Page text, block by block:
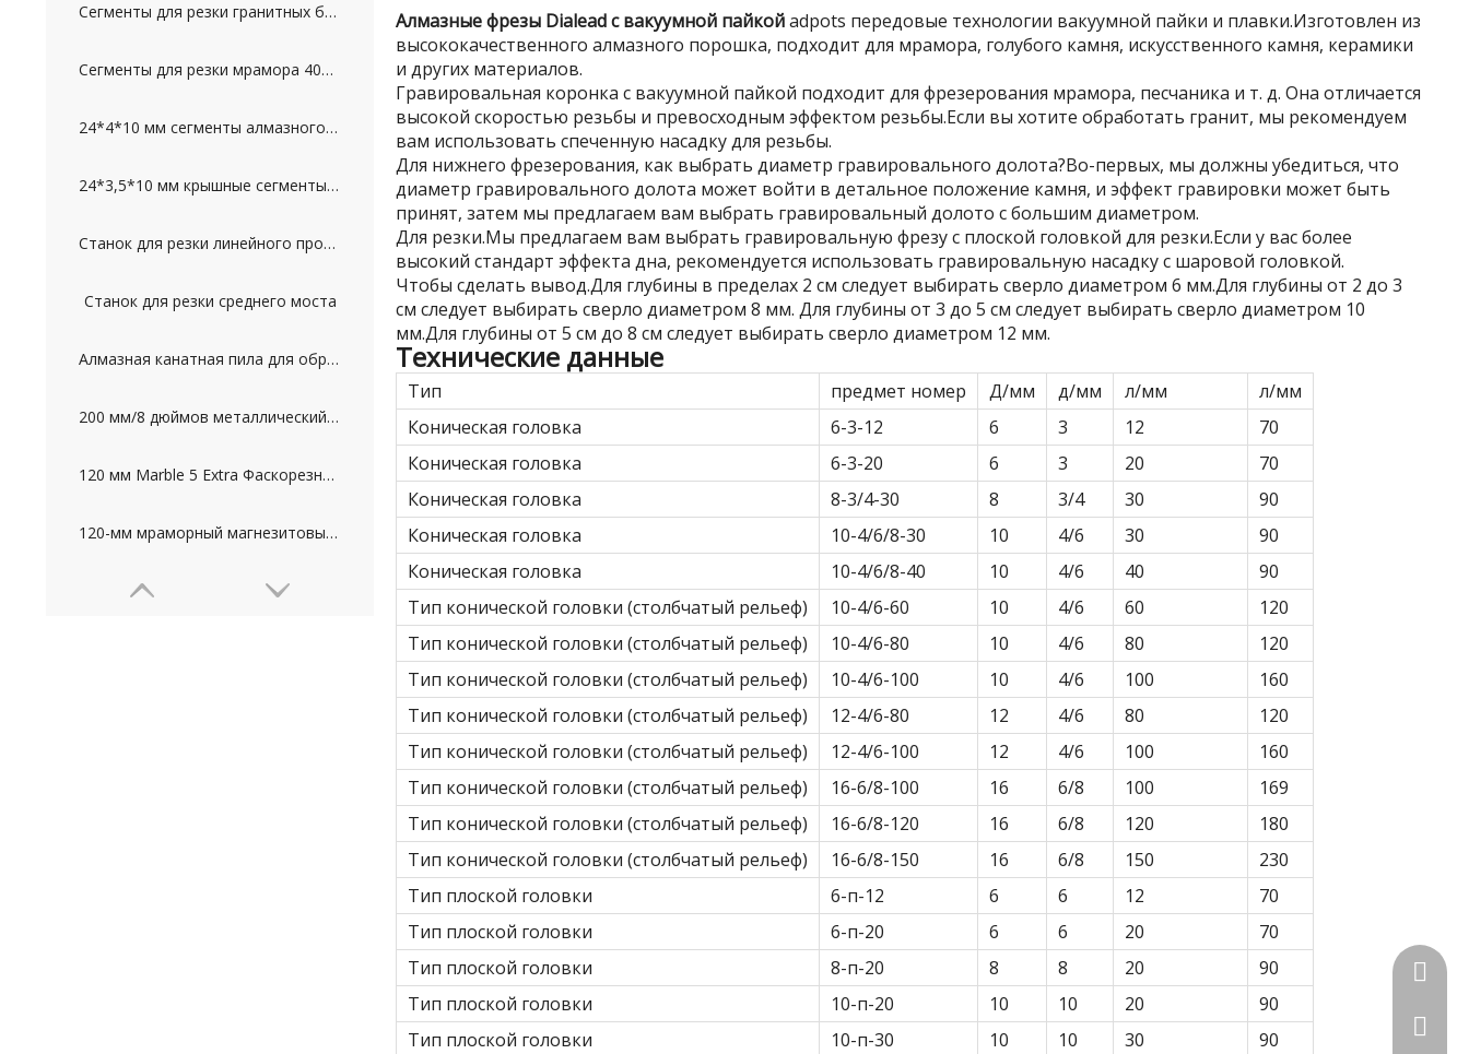
Сегменты для резки гранитных блоков длиной 2 м для индийского рынка
Сегменты для резки мрамора 40*8*12 мм для рынка Пакистана
24*4*10 мм сегменты алмазного колонкового сверла для бетона
24*3,5*10 мм крышные сегменты алмазного колонкового бурения для бетона
Станок для резки линейного профиля с ПЛК
Станок для резки среднего моста
Алмазная канатная пила для обработки мраморных блоков
200 мм/8 дюймов металлический диск для полировки гранита
120 мм Marble 5 Extra Фаскорезное колесо
120-мм мраморный магнезитовый диск для снятия фаски
Алмазные фрезы Dialead с вакуумной пайкойadpots передовые технологии вакуумной пайки и плавки.Изготовлен из
высококачественного алмазного порошка, подходит для мрамора, голубого камня, искусственного камня, керамики
и других материалов.
Гравировальная коронка с вакуумной пайкой подходит для фрезерования мрамора, песчаника и т. д. Она отличается
высокой скоростью резьбы и превосходным эффектом резьбы.Если вы хотите обработать гранит, мы рекомендуем
вам использовать спеченную насадку для резьбы.
Для нижнего фрезерования, как выбрать диаметр гравировального долота?Во-первых, мы должны убедиться, что
диаметр гравировального долота может войти в детальное положение камня, и эффект гравировки может быть
принят, затем мы предлагаем вам выбрать гравировальный долото с большим диаметром.
Для резки.Мы предлагаем вам выбрать гравировальную фрезу с плоской головкой для резки.Если у вас более
высокий стандарт эффекта дна, рекомендуется использовать гравировальную насадку с шаровой головкой.
Чтобы сделать вывод.Для глубины в пределах 2 см следует выбирать сверло диаметром 6 мм.Для глубины от 2 до 3
см следует выбирать сверло диаметром 8 мм. Для глубины от 3 до 5 см следует выбирать сверло диаметром 10
мм.Для глубины от 5 см до 8 см следует выбирать сверло диаметром 12 мм.
Технические данные
Тип предмет номер Д/мм д/мм л/мм
л/мм
Коническая головка
6-3-12 6 3 12
70
Коническая головка
6-3-20 6 3 20
70
Коническая головка
8-3/4-30 8 3/4 30
90
Коническая головка
10-4/6/8-30 10 4/6 30
90
Коническая головка
10-4/6/8-40 10 4/6 40
90
Тип конической головки (столбчатый рельеф)
10-4/6-60 10 4/6 60
120
Тип конической головки (столбчатый рельеф)
10-4/6-80 10 4/6 80
120
Тип конической головки (столбчатый рельеф)
10-4/6-100 10 4/6 100
160
Тип конической головки (столбчатый рельеф)
12-4/6-80 12 4/6 80
120
Тип конической головки (столбчатый рельеф)
12-4/6-100 12 4/6 100
160
Тип конической головки (столбчатый рельеф)
16-6/8-100 16 6/8 100
169
Тип конической головки (столбчатый рельеф)
16-6/8-120 16 6/8 120
180
Тип конической головки (столбчатый рельеф)
16-6/8-150 16 6/8 150
230
Тип плоской головки
6-п-12 6 6 12
70
Тип плоской головки
6-п-20 6 6 20
70
Тип плоской головки
8-п-20 8 8 20
90
Тип плоской головки
10-п-20 10 10 20
90
Тип плоской головки
10-п-30 10 10 30
90
+86-